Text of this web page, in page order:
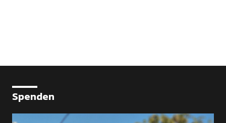
Spenden